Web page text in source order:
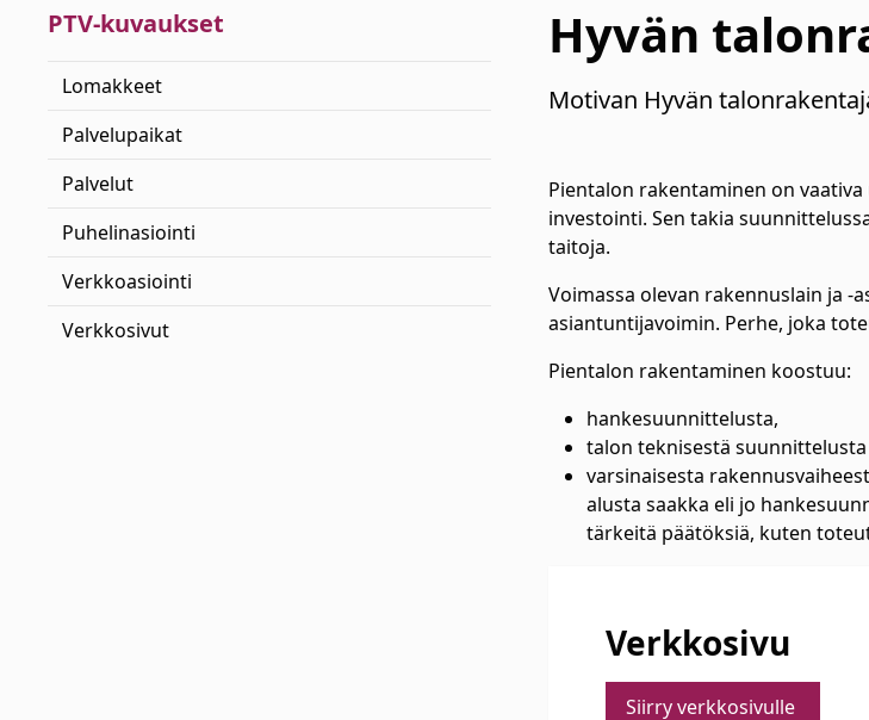
PTV-kuvaukset
Lomakkeet
Palvelupaikat
Palvelut
Puhelinasiointi
Verkkoasiointi
Verkkosivut
Hyvän
Motivan Hyvän
Pientalon rakentaminen on
investointi. Sen takia
taitoja.
Voimassa olevan rakennuslain ja
asiantuntijavoimin. Perhe, joka
Pientalon rakentaminen koostuu:
hankesuunnittelusta,
talon teknisestä suunnittelusta
varsinaisesta
alusta saakka eli jo
tärkeitä päätöksiä, kuten
Verkkosivu
Siirry verkkosivulle